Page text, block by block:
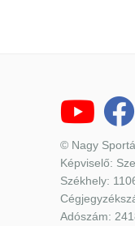
© Nagy
Képviselő:
Székhely:
Adószám: